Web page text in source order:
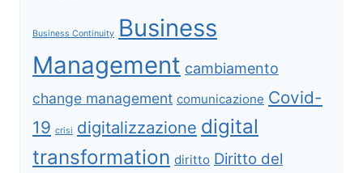
Business Continuity Business
Management cambiamento
change management comunicazione Covid-
19 crisi digitalizzazione digital
transformation diritto Diritto del